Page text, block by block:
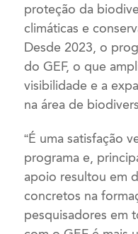
proteção da
climáticas e
Desde 2023, o
do GEF, o que
visibilidade e a
na área de
“É uma satisfação
programa e,
apoio resultou em
concretos na
pesquisadores em